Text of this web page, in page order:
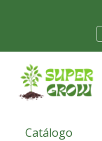
Catálogo